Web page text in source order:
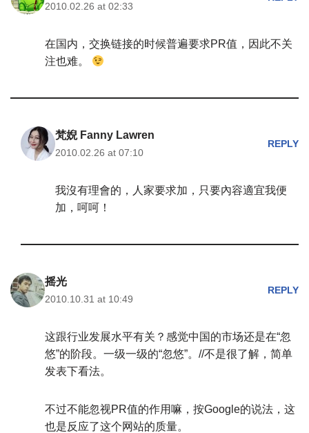
2010.02.26 at 02:33
在国内，交换链接的时候普遍要求PR值，因此不关
注也难。
梵婗 Fanny Lawren
2010.02.26 at 07:10
REPLY
我沒有理會的，人家要求加，只要內容適宜我便
加，呵呵！
摇光
2010.10.31 at 10:49
REPLY
这跟行业发展水平有关？感觉中国的市场还是在“忽
悠”的阶段。一级一级的“忽悠”。//不是很了解，简单
发表下看法。
不过不能忽视PR值的作用嘛，按Google的说法，这
也是反应了这个网站的质量。